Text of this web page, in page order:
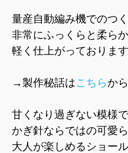
量産自動編み機でのつ
非常にふっくらと柔らか
軽く仕上がっております
→製作秘話はこちらから
甘くなり過ぎない模様で
かぎ針ならではの可愛
大人が楽しめるショー